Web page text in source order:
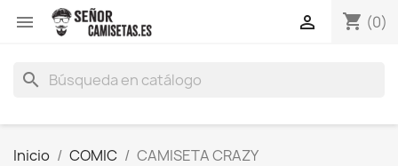
 shopping_cart (0)

search
Inicio COMIC CAMISETA CRAZY